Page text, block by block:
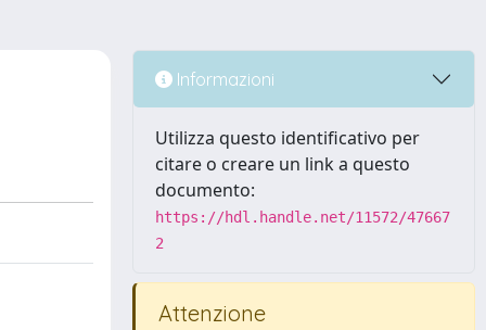
Informazioni
Utilizza questo identificativo per
citare o creare un link a questo
documento:
https://hdl.handle.net/11572/47667
2
Attenzione